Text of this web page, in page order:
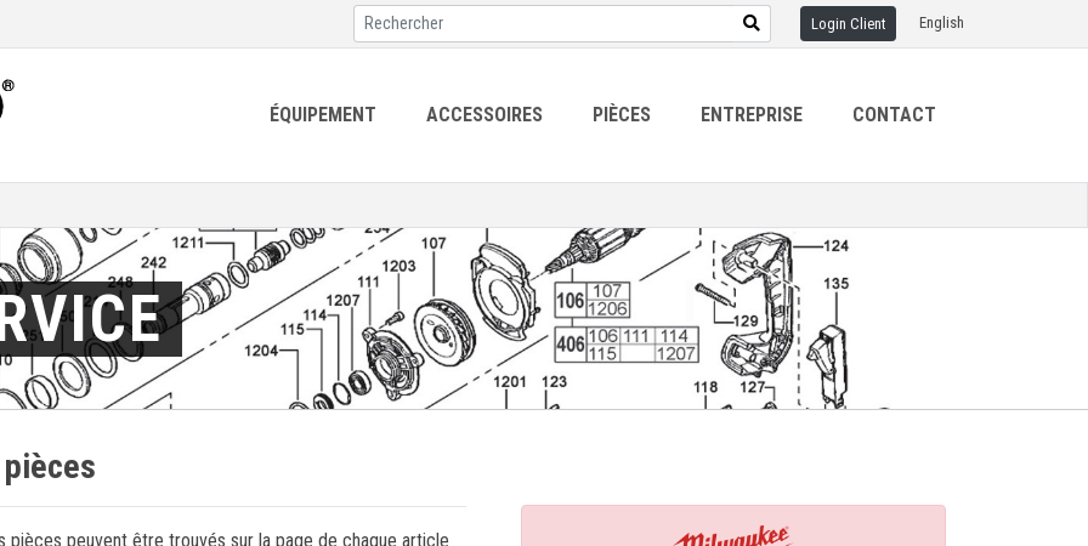
Login Client English
ÉQUIPEMENT ACCESSOIRES PIÈCES ENTREPRISE CONTACT
peuvent être trouvés sur la page de chaque article